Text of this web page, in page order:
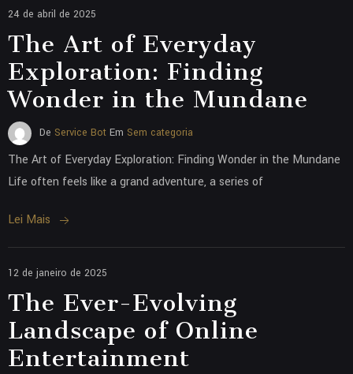
24 de abril de 2025
The Art of Everyday
Exploration: Finding
Wonder in the Mundane
De Service Bot Em Sem categoria
The Art of Everyday Exploration: Finding Wonder in the Mundane
Life often feels like a grand adventure, a series of
Lei Mais
12 de janeiro de 2025
The Ever-Evolving
Landscape of Online
Entertainment